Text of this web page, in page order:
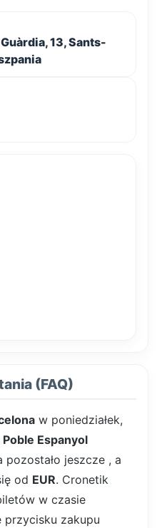
13, Sants-
(FAQ)
w poniedziałek,
Poble Espanyol
pozostało jeszcze , a
od EUR. Cronetik
w czasie
zakupu